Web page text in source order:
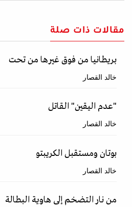
مقالات ذات صلة
بريطانيا من فوق غيرها من تحت
خالد القصار
"عدم اليقين" القاتل
خالد القصار
بوتان ومستقبل الكريبتو
خالد القصار
من نار التضخم إلى هاوية البطالة